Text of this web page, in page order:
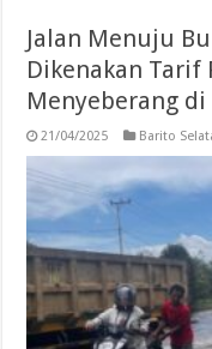
Jalan Menuju
Dikenakan Tarif
Menyeberang
21/04/2025 Barito